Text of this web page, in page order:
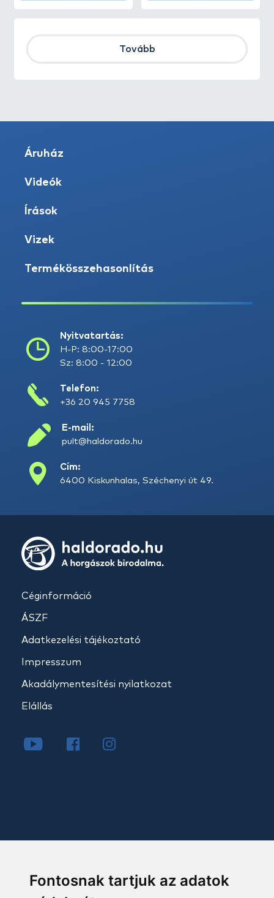
Fontosnak tartjuk az adatok
Tovább
Áruház
Videók
Írások
Vizek
Termékösszehasonlítás
Nyitvatartás:
H-P: 8:00-17:00
Sz: 8:00 - 12:00
Telefon:
+36 20 945 7758
E-mail:
pult@haldorado.hu
Cím:
6400 Kiskunhalas, Széchenyi út 49.
Céginformáció
ÁSZF
Adatkezelési tájékoztató
Impresszum
Akadálymentesítési nyilatkozat
Elállás